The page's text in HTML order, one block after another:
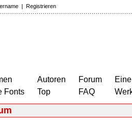
| Registrieren
Fonts
Autoren
Top
Forum
FAQ